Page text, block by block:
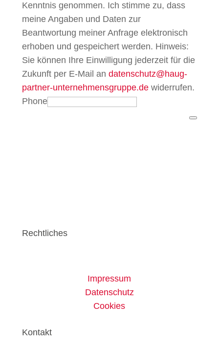
Kenntnis genommen. Ich stimme zu, dass
meine Angaben und Daten zur
Beantwortung meiner Anfrage elektronisch
erhoben und gespeichert werden. Hinweis:
Sie können Ihre Einwilligung jederzeit für die
Zukunft per E-Mail an datenschutz@haug-
partner-unternehmensgruppe.dewiderrufen.
Phone
Rechtliches
Impressum
Datenschutz
Cookies
Kontakt